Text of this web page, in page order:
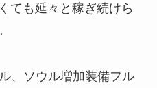
ても延々と稼ぎ続けら
、ソウル増加装備フル